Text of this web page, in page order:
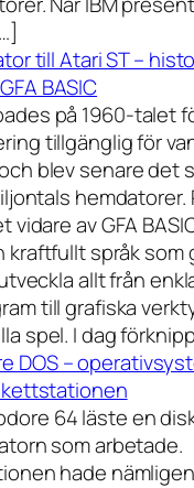
till Atari ST –
BASIC
på 1960-talet
tillgänglig för
blev senare det
hemdatorer.
vidare av GFA
kraftfullt språk som
allt från
till grafiska
spel. I dag
DOS –
64 läste en
som arbetade.
hade